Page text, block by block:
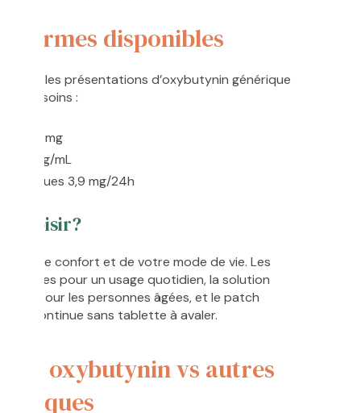
formes disponibles
les présentations d’oxybutynin générique
besoins :
mg, 5 mg
5 mg/mL
3,9 mg/24h
choisir?
votre confort et de votre mode de vie. Les
pour un usage quotidien, la solution
prise pour les personnes âgées, et le patch
continue sans tablette à avaler.
oxybutynin vs autres